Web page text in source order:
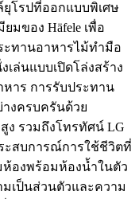
โรปที่ออกแบบพิเศษ
มของ Häfele เพื่อ
ะทานอาหารไม้ทำมือ
ล่นแบบเปิดโล่งสร้าง
าร การรับประทาน
งครบครันด้วย
ง รวมถึงโทรทัศน์ LG
ะสบการณ์การใช้ชีวิตที่
องพร้อมห้องน้ำในตัว
เป็นส่วนตัวและความ